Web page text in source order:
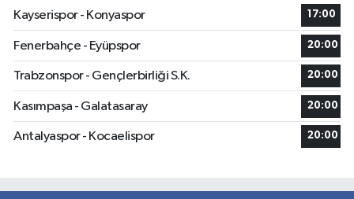
Kayserispor - Konyaspor
17:00
Fenerbahçe - Eyüpspor 20:00
Trabzonspor - Gençlerbirliği S.K. 20:00
Kasımpaşa - Galatasaray 20:00
Antalyaspor - Kocaelispor 20:00